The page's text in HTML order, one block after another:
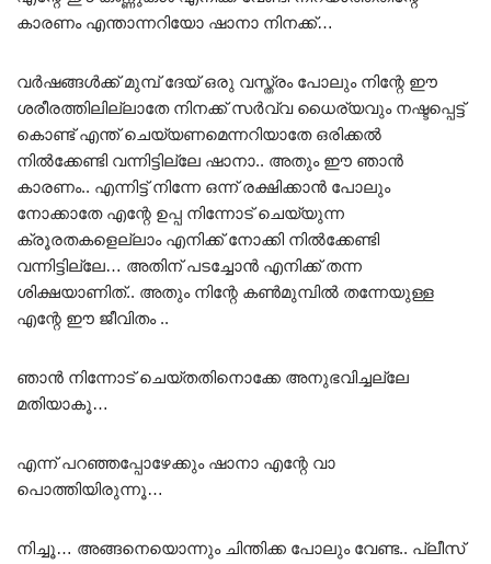
കാരണം എന്താന്നറിയോ ഷാനാ നിനക്ക്…
വർഷങ്ങൾക്ക് മുമ്പ് ദേയ് ഒരു വസ്ത്രം പോലും നിന്റേ ഈ
ശരീരത്തിലില്ലാതേ നിനക്ക് സർവ്വ ധൈര്യവും നഷ്ടപ്പെട്ട്
കൊണ്ട് എന്ത് ചെയ്യണമെന്നറിയാതേ ഒരിക്കൽ
നിൽക്കേണ്ടി വന്നിട്ടില്ലേ ഷാനാ.. അതും ഈ ഞാൻ
കാരണം.. എന്നിട്ട് നിന്നേ ഒന്ന് രക്ഷിക്കാൻ പോലും
നോക്കാതേ എന്റേ ഉപ്പ നിന്നോട് ചെയ്യുന്ന
ക്രൂരതകളെല്ലാം എനിക്ക് നോക്കി നിൽക്കേണ്ടി
വന്നിട്ടില്ലേ… അതിന് പടച്ചോൻ എനിക്ക് തന്ന
ശിക്ഷയാണിത്.. അതും നിന്റേ കൺമുമ്പിൽ തന്നേയുള്ള
എന്റേ ഈ ജീവിതം ..
ഞാൻ നിന്നോട് ചെയ്തതിനൊക്കേ അനുഭവിച്ചല്ലേ
മതിയാകൂ…
എന്ന് പറഞ്ഞപ്പോഴേക്കും ഷാനാ എന്റേ വാ
പൊത്തിയിരുന്നൂ…
നിച്ചൂ… അങ്ങനെയൊന്നും ചിന്തിക്ക പോലും വേണ്ട.. പ്ലീസ്